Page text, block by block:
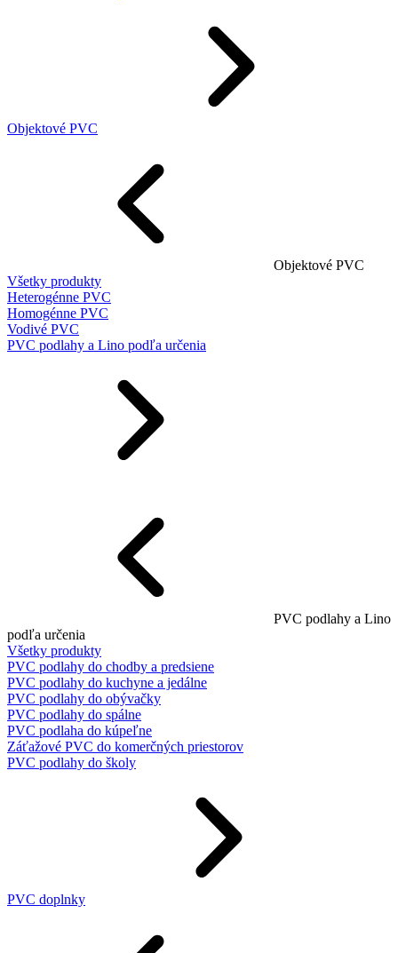
Objektové PVC
Objektové PVC
Všetky produkty
Heterogénne PVC
Homogénne PVC
Vodivé PVC
PVC podlahy a Lino podľa určenia
PVC podlahy a Lino
podľa určenia
Všetky produkty
PVC podlahy do chodby a predsiene
PVC podlahy do kuchyne a jedálne
PVC podlahy do obývačky
PVC podlahy do spálne
PVC podlaha do kúpeľne
Záťažové PVC do komerčných priestorov
PVC podlahy do školy
PVC doplnky